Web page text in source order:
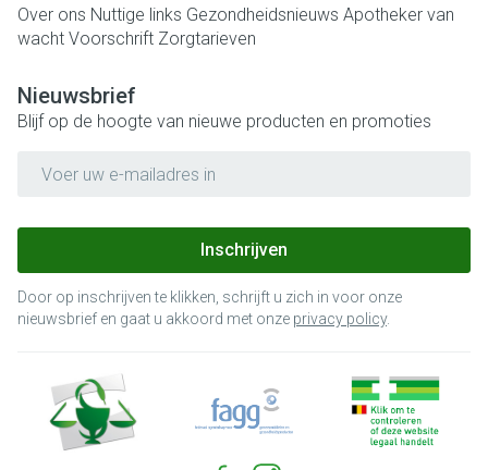
Over ons Nuttige links Gezondheidsnieuws Apotheker van
wacht Voorschrift Zorgtarieven
Nieuwsbrief
Blijf op de hoogte van nieuwe producten en promoties
Inschrijven
Door op inschrijven te klikken, schrijft u zich in voor onze
nieuwsbrief en gaat u akkoord met onze privacy policy.